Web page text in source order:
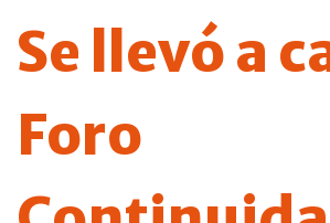
Se llevó a
Foro